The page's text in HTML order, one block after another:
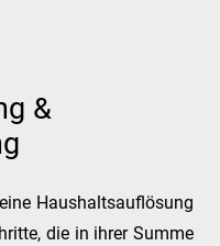
&
Haushaltsauflösung
die in ihrer Summe